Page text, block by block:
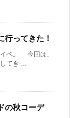
行ってきた！
ベ。 今回は、
てき ...
の秋コーデ